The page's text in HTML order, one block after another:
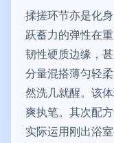
揉搓环节亦是化
跃蓄力的弹性在
韧性硬质边缘，
分量混搭薄匀轻
然洗几就醒。该
爽执笔。其次配
实际运用刚出浴